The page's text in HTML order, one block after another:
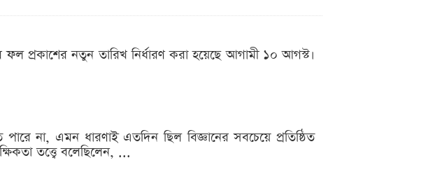
প্রকাশের নতুন তারিখ নির্ধারণ করা হয়েছে আগামী ১০ আগস্ট।
না, এমন ধারণাই এতদিন ছিল বিজ্ঞানের সবচেয়ে প্রতিষ্ঠিত
তত্ত্বে বলেছিলেন, ...